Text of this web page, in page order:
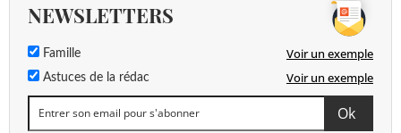
NEWSLETTERS
Famille Voir un exemple
Astuces de la rédac Voir un exemple